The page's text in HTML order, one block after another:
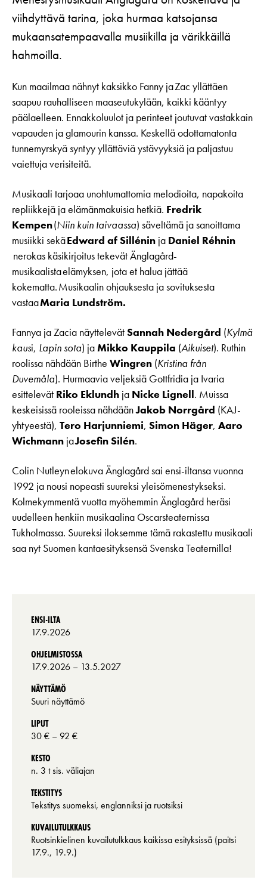
viihdyttävä tarina, joka hurmaa katsojansa
mukaansatempaavalla musiikilla ja värikkäillä
hahmoilla.
Kun maailmaa nähnyt kaksikko Fanny ja Zac yllättäen
saapuu rauhalliseen maaseutukylään, kaikki kääntyy
päälaelleen. Ennakkoluulot ja perinteet joutuvat vastakkain
vapauden ja glamourin kanssa. Keskellä odottamatonta
tunnemyrskyä syntyy yllättäviä ystävyyksiä ja paljastuu
vaiettuja verisiteitä.
Musikaali tarjoaa unohtumattomia melodioita, napakoita
repliikkejä ja elämänmakuisia hetkiä. Fredrik
Kempen(Niin kuin taivaassa) säveltämä ja sanoittama
musiikki sekäEdward af Sillénin ja Daniel Réhnin
nerokas käsikirjoitus tekevät Änglagård-
musikaalista elämyksen, jota et halua jättää
kokematta. Musikaalin ohjauksesta ja sovituksesta
vastaaMaria Lundström.
Fannya ja Zacia näyttelevätSannah Nedergård (Kylmä
kausi, Lapin sota) jaMikko Kauppila (Aikuiset). Ruthin
roolissa nähdään Birthe Wingren (Kristina från
Duvemåla). Hurmaavia veljeksiä Gottfridia ja Ivaria
esittelevät Riko Eklundh ja Nicke Lignell. Muissa
keskeisissä rooleissa nähdäänJakob Norrgård (KAJ-
yhtyeestä), Tero Harjunniemi, Simon Häger, Aaro
Wichmann jaJosefin Silén.
Colin Nutleyn elokuva Änglagård sai ensi-iltansa vuonna
1992 ja nousi nopeasti suureksi yleisömenestykseksi.
Kolmekymmentä vuotta myöhemmin Änglagård heräsi
uudelleen henkiin musikaalina Oscarsteaternissa
Tukholmassa. Suureksi iloksemme tämä rakastettu musikaali
saa nyt Suomen kantaesityksensä Svenska Teaternilla!
ENSI-ILTA
17.9.2026
OHJELMISTOSSA
17.9.2026 – 13.5.2027
NÄYTTÄMÖ
Suuri näyttämö
LIPUT
30 € – 92 €
KESTO
n. 3 t sis. väliajan
TEKSTITYS
Tekstitys suomeksi, englanniksi ja ruotsiksi
KUVAILUTULKKAUS
Ruotsinkielinen kuvailutulkkaus kaikissa esityksissä (paitsi
17.9., 19.9.)